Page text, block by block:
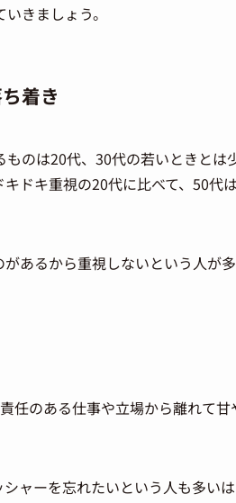
きましょう。
着き
のは20代、30代の若いときとは
ドキ重視の20代に比べて、50代
あるから重視しないという人が多
任のある仕事や立場から離れて
ャーを忘れたいという人も多いは